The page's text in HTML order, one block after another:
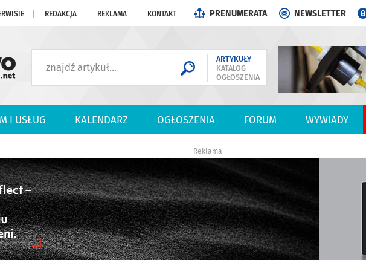
REDAKCJA REKLAMA KONTAKT PRENUMERATA NEWSLETTER
ARTYKUŁY
KATALOG
OGŁOSZENIA
I USŁUG KALENDARZ OGŁOSZENIA FORUM WYWIADY
Reklama